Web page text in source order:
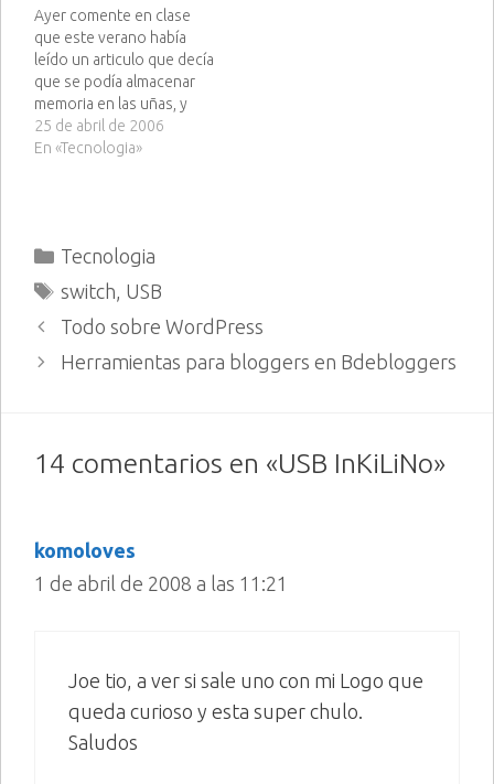
últimos estrenos en DivX,
que yo personalmente
utilizo y creo que va de
maravilla, pero como
tampoco sabemos…
Ayer comente en clase
que este verano había
leído un articulo que decía
que se podía almacenar
memoria en las uñas, y
como es logico se rieron
de mí, pues he
investigadores de…
25 de abril de 2006
En «Tecnologia»
Categorías
Tecnologia
Etiquetas
switch, USB
Todo sobre WordPress
Herramientas para bloggers en Bdebloggers
14 comentarios en «USB InKiLiNo»
komoloves
1 de abril de 2008 a las 11:21
Joe tio, a ver si sale uno con mi Logo que
queda curioso y esta super chulo.
Saludos